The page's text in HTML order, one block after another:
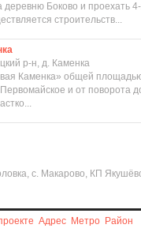
деревню Боково и проехать
строительств...
р-н, д. Каменка
Каменка» общей
и от поворота
с. Макарово, КП
Адрес Метро Район